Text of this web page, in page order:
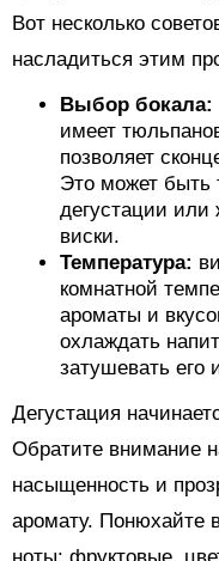
Вот несколько
насладиться этим
Выбор бокала:
имеет
позволяет
Это может быть
дегустации
виски.
Температура:
комнатной
ароматы и
охлаждать
затушевать его
Дегустация
Обратите внимание
насыщенность и
аромату. Понюхайте